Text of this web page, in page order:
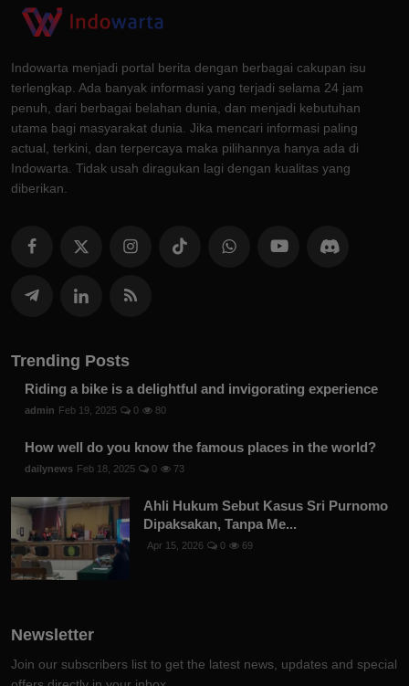
Indowarta menjadi portal berita dengan berbagai cakupan isu
terlengkap. Ada banyak informasi yang terjadi selama 24 jam
penuh, dari berbagai belahan dunia, dan menjadi kebutuhan
utama bagi masyarakat dunia. Jika mencari informasi paling
actual, terkini, dan terpercaya maka pilihannya hanya ada di
Indowarta. Tidak usah diragukan lagi dengan kualitas yang
diberikan.
Trending Posts
Riding a bike is a delightful and invigorating experience
admin Feb 19, 2025 0 80
How well do you know the famous places in the world?
dailynews Feb 18, 2025 0 73
Ahli Hukum Sebut Kasus Sri Purnomo
Dipaksakan, Tanpa Me...
Apr 15, 2026 0 69
Newsletter
Join our subscribers list to get the latest news, updates and special